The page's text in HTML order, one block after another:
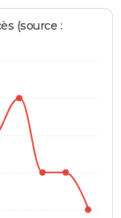
(source :